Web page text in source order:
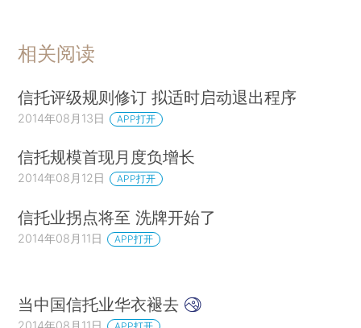
相关阅读
信托评级规则修订 拟适时启动退出程序
2014年08月13日 APP打开
信托规模首现月度负增长
2014年08月12日 APP打开
信托业拐点将至 洗牌开始了
2014年08月11日 APP打开
当中国信托业华衣褪去
2014年08月11日